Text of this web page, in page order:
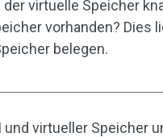
virtuelle Speicher
vorhanden? Dies
belegen.
und virtueller Speicher